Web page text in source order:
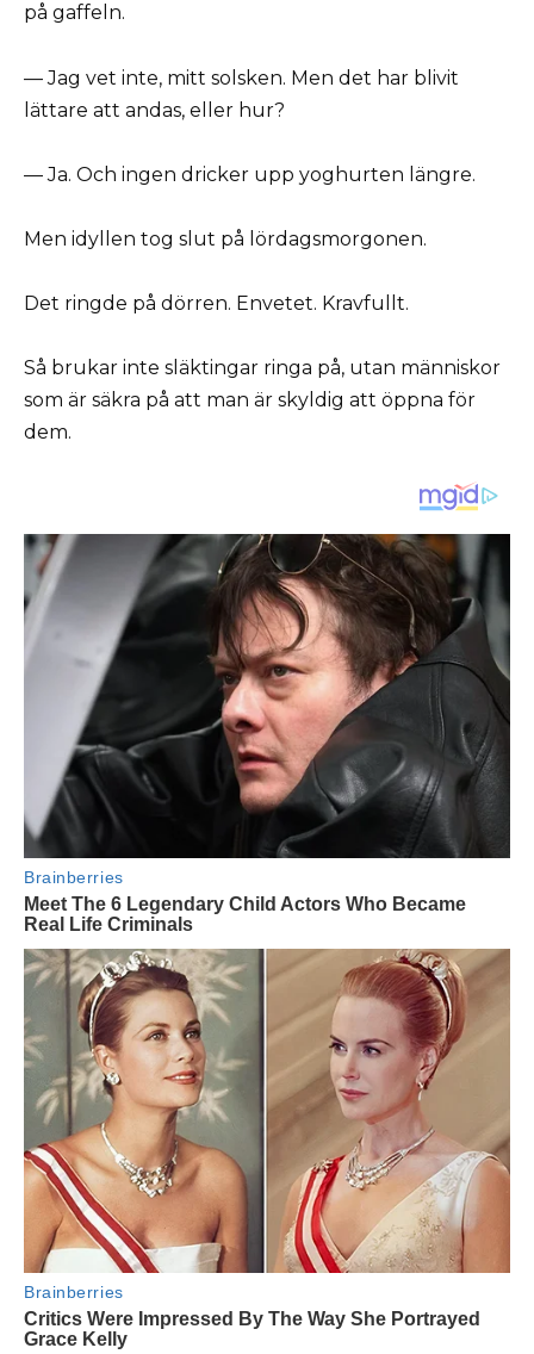
på gaffeln.
— Jag vet inte, mitt solsken. Men det har blivit
lättare att andas, eller hur?
— Ja. Och ingen dricker upp yoghurten längre.
Men idyllen tog slut på lördagsmorgonen.
Det ringde på dörren. Envetet. Kravfullt.
Så brukar inte släktingar ringa på, utan människor
som är säkra på att man är skyldig att öppna för
dem.